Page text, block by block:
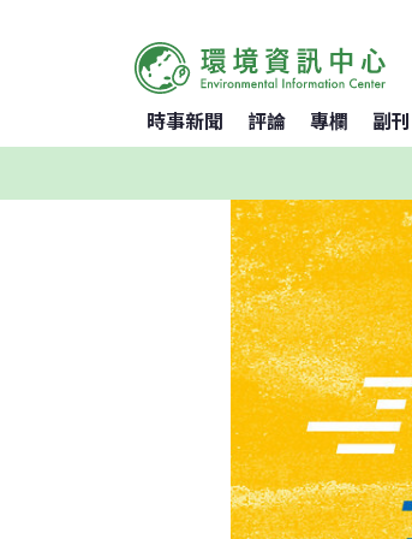
時事新聞 評論 專欄 副刊